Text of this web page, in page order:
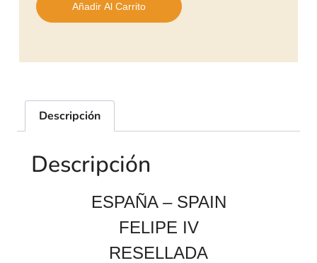
Añadir Al Carrito
Descripción
Descripción
ESPAÑA – SPAIN
FELIPE IV
RESELLADA